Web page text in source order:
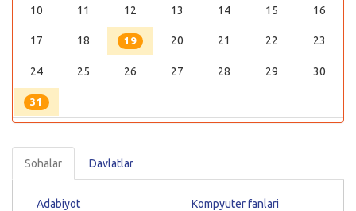
10 11 12 13 14 15 16
17 18 19 20 21 22 23
24 25 26 27 28 29 30
31
Sohalar Davlatlar
Adabiyot
Kompyuter fanlari